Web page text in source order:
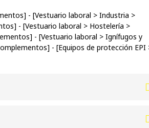
] - [Vestuario laboral > Industria >
] - [Vestuario laboral > Hostelería >
] - [Vestuario laboral > Ignífugos y
] - [Equipos de protección EPI